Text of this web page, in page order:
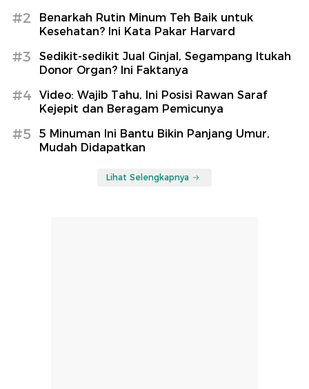
#2
Benarkah Rutin Minum Teh Baik untuk
Kesehatan? Ini Kata Pakar Harvard
#3
Sedikit-sedikit Jual Ginjal, Segampang Itukah
Donor Organ? Ini Faktanya
#4
Video: Wajib Tahu, Ini Posisi Rawan Saraf
Kejepit dan Beragam Pemicunya
#5
5 Minuman Ini Bantu Bikin Panjang Umur,
Mudah Didapatkan
Lihat Selengkapnya